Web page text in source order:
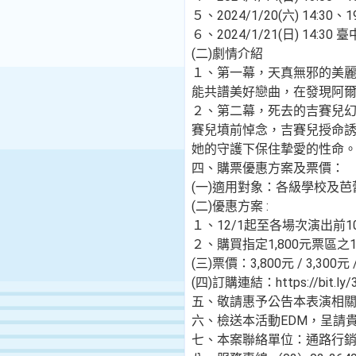
５、2024/1/20(六) 14:30、
６、2024/1/21(日) 14:30 臺
(二)劇情介紹
１、第一幕，天真無邪的美
能共譜美好戀曲，在發現阿
２、第二幕，死去的吉賽兒
賽兒墳前悼念，吉賽兒授命
她的守護下保住摯愛的性命。
四、購票優惠方案及票價：
(一)適用對象：各級學校及
(二)優惠方案 :
１、12/1起至各場次演出前
２、購買指定1,800元票區
(三)票價：3,800元 / 3,300
(四)訂購連結：https://bit.ly/
五、敬請惠予公告本表演相
六、檢送本活動EDM，呈請
七、本案聯絡單位：通路行